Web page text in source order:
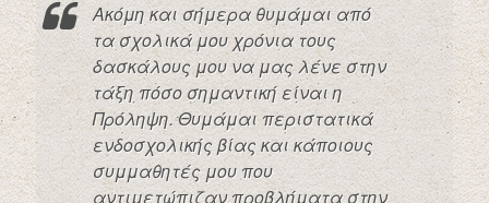
Aκόμη και σήμερα θυμάμαι από
τα σχολικά μου χρόνια τους
δασκάλους μου να μας λένε στην
τάξη πόσο σημαντική είναι η
Πρόληψη. Θυμάμαι περιστατικά
ενδοσχολικής βίας και κάποιους
συμμαθητές μου που
αντιμετώπιζαν προβλήματα στην